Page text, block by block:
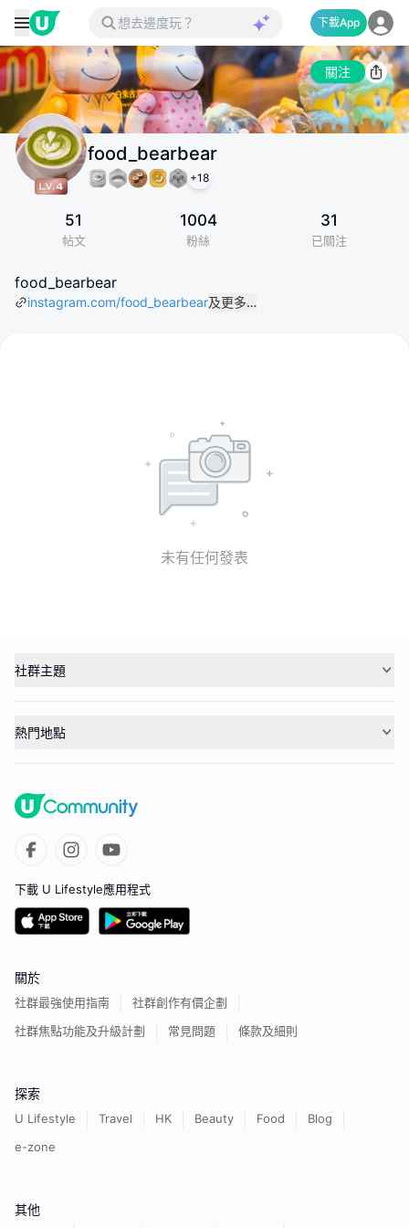
下載App
關注
food_bearbear
+18
51
帖文
1004
粉絲
31
已關注
food_bearbear
instagram.com/food_bearbear及更多…
未有任何發表
社群主題
熱門地點
下載 U Lifestyle應用程式
關於
社群最強使用指南
社群創作有價企劃
社群焦點功能及升級計劃
常見問題 條款及細則
探索
U Lifestyle Travel HK Beauty Food
Blog
e-zone
其他